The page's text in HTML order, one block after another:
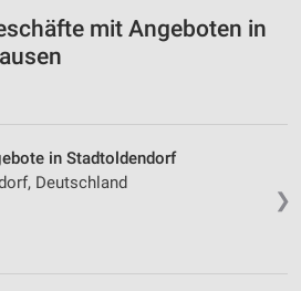
mit Angeboten in
❯
in Stadtoldendorf
Deutschland